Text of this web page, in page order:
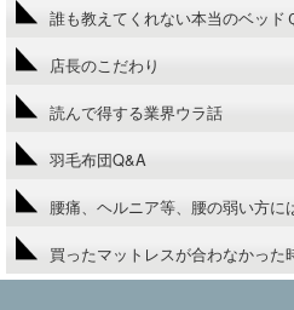
誰も教えてくれない本当のベッド
店長のこだわり
読んで得する業界ウラ話
羽毛布団Q&A
腰痛、ヘルニア等、腰の弱い方に
買ったマットレスが合わなかった